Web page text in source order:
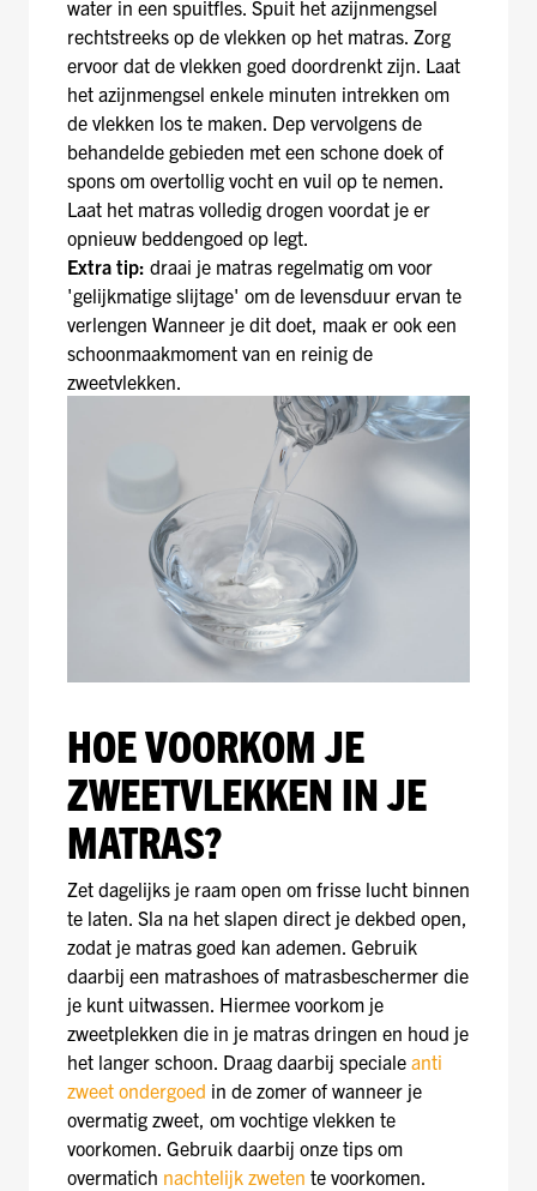
water in een spuitfles. Spuit het azijnmengsel
rechtstreeks op de vlekken op het matras. Zorg
ervoor dat de vlekken goed doordrenkt zijn. Laat
het azijnmengsel enkele minuten intrekken om
de vlekken los te maken. Dep vervolgens de
behandelde gebieden met een schone doek of
spons om overtollig vocht en vuil op te nemen.
Laat het matras volledig drogen voordat je er
opnieuw beddengoed op legt.
Extra tip: draai je matras regelmatig om voor
'gelijkmatige slijtage' om de levensduur ervan te
verlengen Wanneer je dit doet, maak er ook een
schoonmaakmoment van en reinig de
zweetvlekken.
HOE VOORKOM JE
ZWEETVLEKKEN IN JE
MATRAS?
Zet dagelijks je raam open om frisse lucht binnen
te laten. Sla na het slapen direct je dekbed open,
zodat je matras goed kan ademen. Gebruik
daarbij een matrashoes of matrasbeschermer die
je kunt uitwassen. Hiermee voorkom je
zweetplekken die in je matras dringen en houd je
het langer schoon. Draag daarbij speciale anti
zweet ondergoed in de zomer of wanneer je
overmatig zweet, om vochtige vlekken te
voorkomen. Gebruik daarbij onze tips om
overmatich nachtelijk zweten te voorkomen.